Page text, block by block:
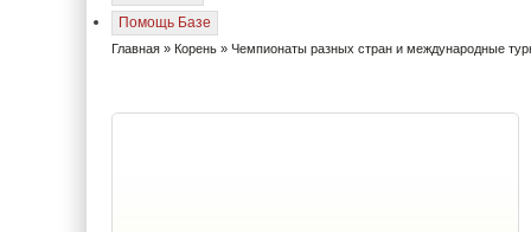
Помощь Базе
Главная » Корень » Чемпионаты разных стран и международные